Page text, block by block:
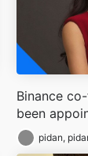
Binance
been
pidan,